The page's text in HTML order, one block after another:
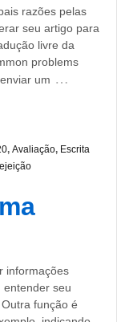
razões pelas
seu artigo para
livre da
problems
um …
, Avaliação, Escrita
informações
entender seu
função é